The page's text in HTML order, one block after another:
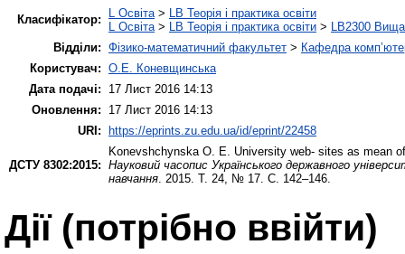
Класифікатор:
L Освіта > LB Теорія і практика освіти
L Освіта > LB Теорія і практика освіти > LB2300 Вища
Відділи: Фізико-математичний факультет > Кафедра
Користувач: О.Е. Коневщинська
Дата подачі:
17 Лист 2016 14:13
Оновлення:
17 Лист 2016 14:13
URI: https://eprints.zu.edu.ua/id/eprint/22458
ДСТУ 8302:2015:
Konevshchynska O. E.
University web- sites as mean
Науковий часопис Українського державного
навчання . 2015. Т. 24, № 17. С. 142–146.
Дії ​​(потрібно ввійти)